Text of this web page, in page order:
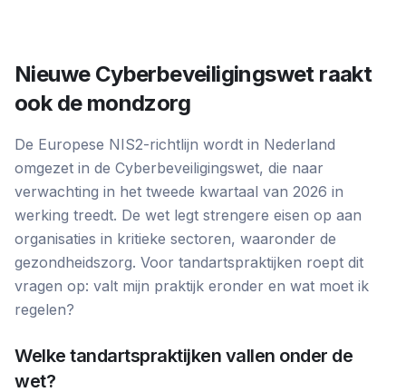
Nieuwe Cyberbeveiligingswet raakt
ook de mondzorg
De Europese NIS2-richtlijn wordt in Nederland
omgezet in de Cyberbeveiligingswet, die naar
verwachting in het tweede kwartaal van 2026 in
werking treedt. De wet legt strengere eisen op aan
organisaties in kritieke sectoren, waaronder de
gezondheidszorg. Voor tandartspraktijken roept dit
vragen op: valt mijn praktijk eronder en wat moet ik
regelen?
Welke tandartspraktijken vallen onder de
wet?